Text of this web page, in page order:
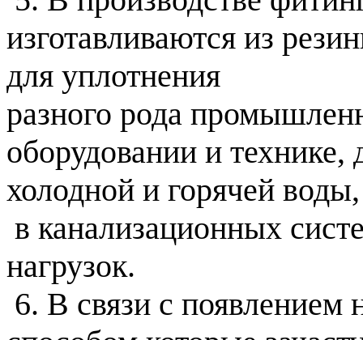
изготавливаются из
для уплотнения
разного рода
оборудовании и технике,
холодной и горячей воды,
в канализационных
нагрузок.
6. В связи с появлением